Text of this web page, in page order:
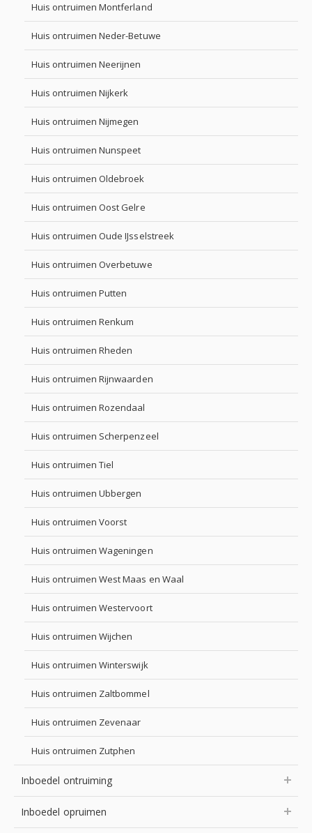
Huis ontruimen Montferland
Huis ontruimen Neder-Betuwe
Huis ontruimen Neerijnen
Huis ontruimen Nijkerk
Huis ontruimen Nijmegen
Huis ontruimen Nunspeet
Huis ontruimen Oldebroek
Huis ontruimen Oost Gelre
Huis ontruimen Oude IJsselstreek
Huis ontruimen Overbetuwe
Huis ontruimen Putten
Huis ontruimen Renkum
Huis ontruimen Rheden
Huis ontruimen Rijnwaarden
Huis ontruimen Rozendaal
Huis ontruimen Scherpenzeel
Huis ontruimen Tiel
Huis ontruimen Ubbergen
Huis ontruimen Voorst
Huis ontruimen Wageningen
Huis ontruimen West Maas en Waal
Huis ontruimen Westervoort
Huis ontruimen Wijchen
Huis ontruimen Winterswijk
Huis ontruimen Zaltbommel
Huis ontruimen Zevenaar
Huis ontruimen Zutphen
Inboedel ontruiming
Inboedel opruimen